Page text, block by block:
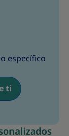
específico
ti